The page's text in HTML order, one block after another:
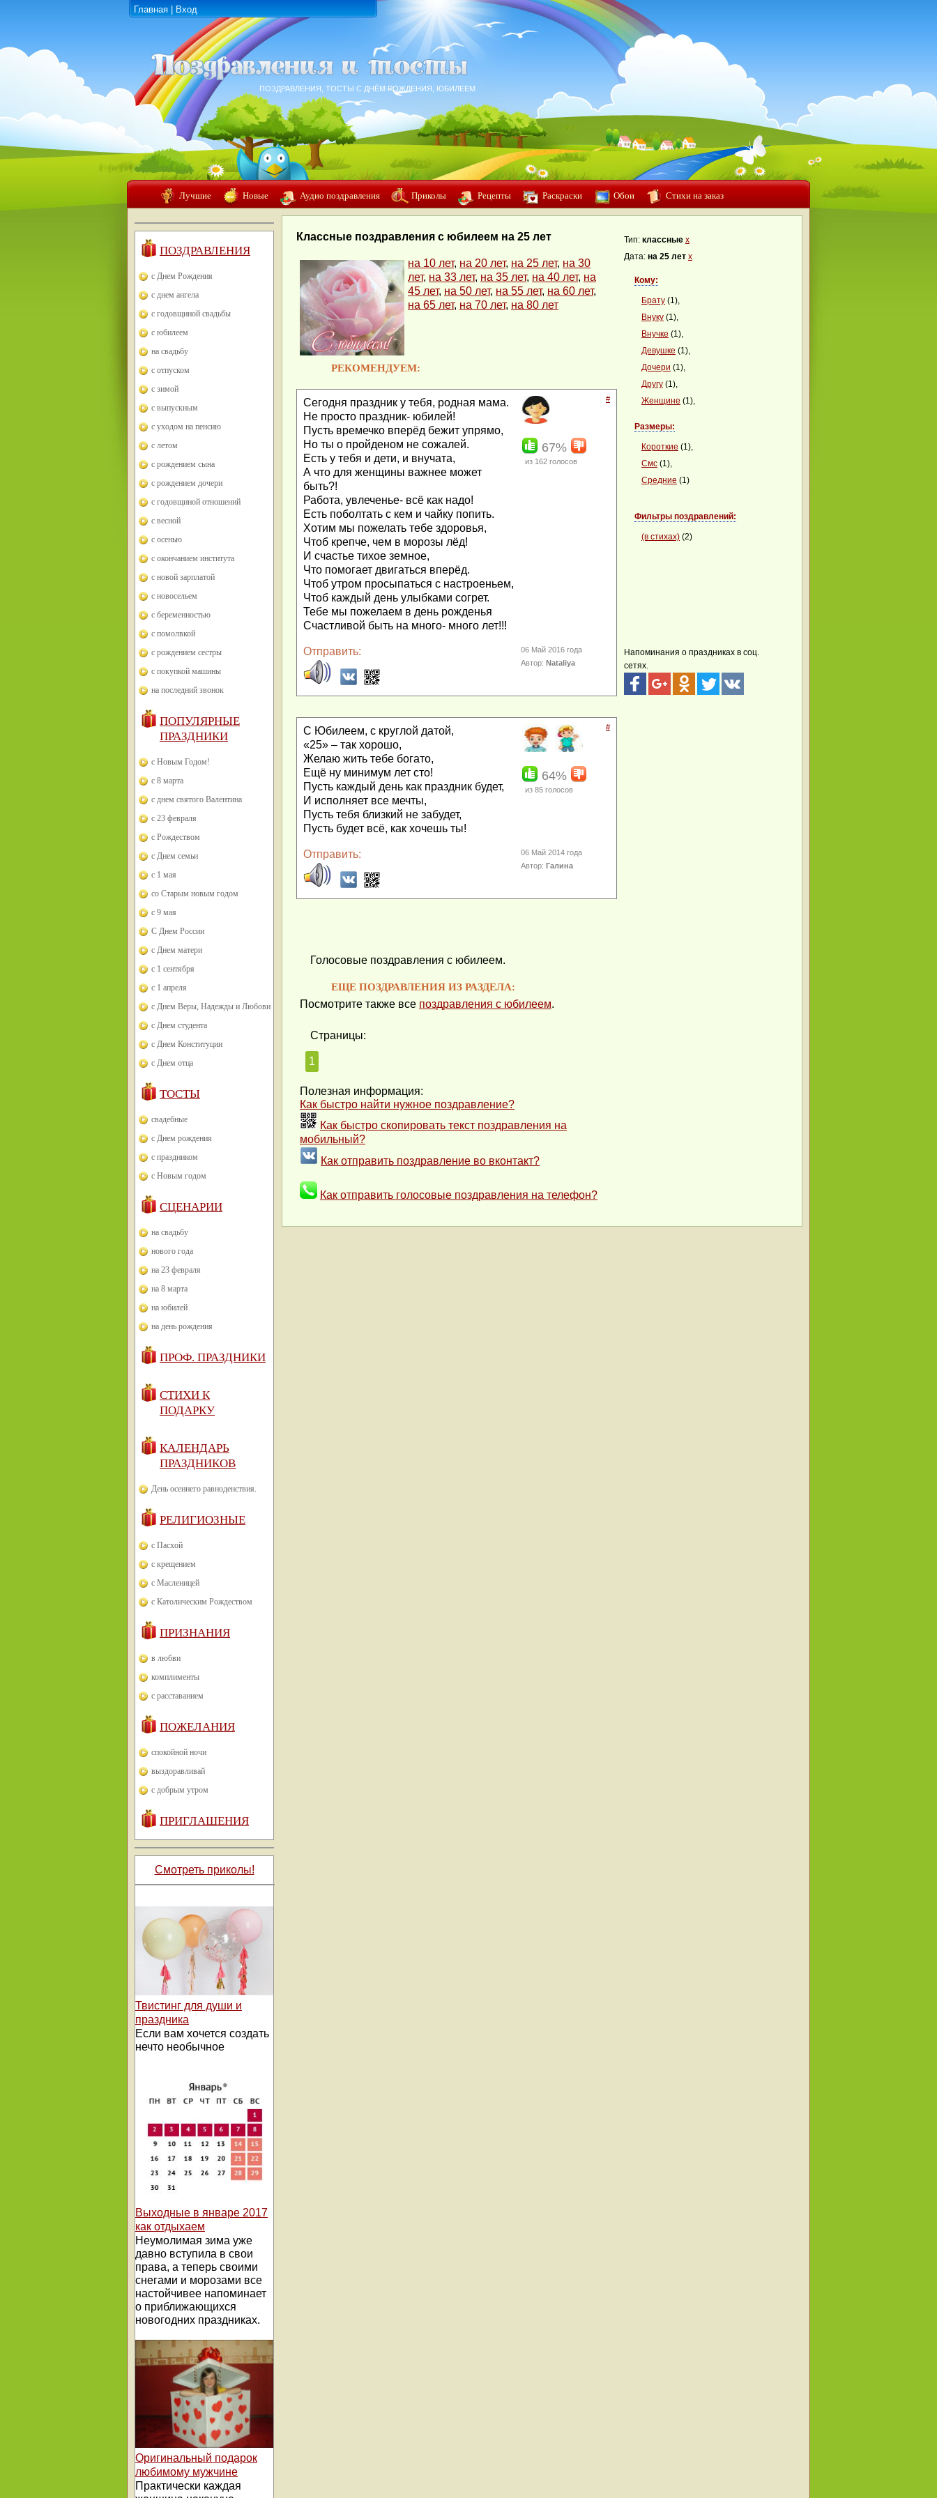
Главная Вход
ПОЗДРАВЛЕНИЯ, ТОСТЫ С ДНЁМ РОЖДЕНИЯ, ЮБИЛЕЕМ
Лучшие Новые Аудио поздравления Приколы Рецепты Раскраски Обои Стихи на заказ
ПОЗДРАВЛЕНИЯ
с Днем Рождения
с днем ангела
с годовщиной свадьбы
с юбилеем
на свадьбу
с отпуском
с зимой
с выпускным
с уходом на пенсию
с летом
с рождением сына
с рождением дочери
с годовщиной отношений
с весной
с осенью
с окончанием института
с новой зарплатой
с новосельем
с беременностью
с помолвкой
с рождением сестры
с покупкой машины
на последний звонок
ПОПУЛЯРНЫЕ
ПРАЗДНИКИ
с Новым Годом!
с 8 марта
с днем святого Валентина
с 23 февраля
с Рождеством
с Днем семьи
с 1 мая
со Старым новым годом
с 9 мая
С Днем России
с Днем матери
с 1 сентября
с 1 апреля
с Днем Веры, Надежды и Любови
с Днем студента
с Днем Конституции
с Днем отца
ТОСТЫ
свадебные
с Днем рождения
с праздником
с Новым годом
СЦЕНАРИИ
на свадьбу
нового года
на 23 февраля
на 8 марта
на юбилей
на день рождения
ПРОФ. ПРАЗДНИКИ
СТИХИ К
ПОДАРКУ
КАЛЕНДАРЬ
ПРАЗДНИКОВ
День осеннего равноденствия.
РЕЛИГИОЗНЫЕ
с Пасхой
с крещением
с Масленицей
с Католическим Рождеством
ПРИЗНАНИЯ
в любви
комплименты
с расставанием
ПОЖЕЛАНИЯ
спокойной ночи
выздоравливай
с добрым утром
ПРИГЛАШЕНИЯ
Смотреть приколы!
Твистинг для души и
праздника
Если вам хочется создать
нечто необычное
Выходные в январе 2017
как отдыхаем
Неумолимая зима уже
давно вступила в свои
права, а теперь своими
снегами и морозами все
настойчивее напоминает
о приближающихся
новогодних праздниках.
Оригинальный подарок
любимому мужчине
Практически каждая
Классные поздравления с юбилеем на 25 лет
на 10 лет, на 20 лет, на 25 лет, на 30
лет, на 33 лет, на 35 лет, на 40 лет, на
45 лет, на 50 лет, на 55 лет, на 60 лет,
на 65 лет, на 70 лет, на 80 лет
РЕКОМЕНДУЕМ:
Сегодня праздник у тебя, родная мама.
Не просто праздник- юбилей!
Пусть времечко вперёд бежит упрямо,
Но ты о пройденом не сожалей.
Есть у тебя и дети, и внучата,
А что для женщины важнее может
быть?!
Работа, увлеченье- всё как надо!
Есть поболтать с кем и чайку попить.
Хотим мы пожелать тебе здоровья,
Чтоб крепче, чем в морозы лёд!
И счастье тихое земное,
Что помогает двигаться вперёд.
Чтоб утром просыпаться с настроеньем,
Чтоб каждый день улыбками согрет.
Тебе мы пожелаем в день рожденья
Счастливой быть на много- много лет!!!
#
67%
из 162 голосов
Отправить:
06 Май 2016 года
Автор: Nataliya
С Юбилеем, с круглой датой,
«25» – так хорошо,
Желаю жить тебе богато,
Ещё ну минимум лет сто!
Пусть каждый день как праздник будет,
И исполняет все мечты,
Пусть тебя близкий не забудет,
Пусть будет всё, как хочешь ты!
#
64%
из 85 голосов
Отправить:
06 Май 2014 года
Автор: Галина
Голосовые поздравления с юбилеем.
ЕЩЕ ПОЗДРАВЛЕНИЯ ИЗ РАЗДЕЛА:
Посмотрите также все поздравления с юбилеем.
Страницы:
1
Полезная информация:
Как быстро найти нужное поздравление?
Как быстро скопировать текст поздравления на
мобильный?
Как отправить поздравление во вконтакт?
Как отправить голосовые поздравления на телефон?
Тип: классные x
Дата: на 25 лет x
Кому:
Брату (1),
Внуку (1),
Внучке (1),
Девушке (1),
Дочери (1),
Другу (1),
Женщине (1),
Коллеге(1),
Крестнице(1),
Крестнку
Маме (матери)
Невестке(1),
Однокласснику
Тете(1)
Размеры:
Короткие (1),
Смс (1),
Средние (1)
Фильтры поздравлений:
(в стихах) (2)
Напоминания о праздниках в соц.
сетях.